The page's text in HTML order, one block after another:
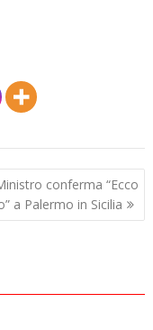
conferma “Ecco
a Palermo in Sicilia